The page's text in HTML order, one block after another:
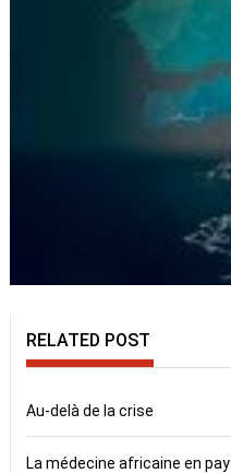
RELATED POST
Au-delà de la crise
La médecine africaine en